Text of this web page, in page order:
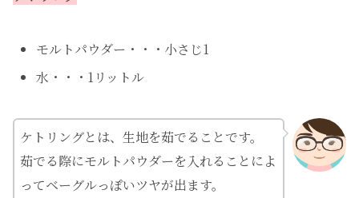
モルトパウダー・・・小さじ1
水・・・1リットル
ケトリングとは、生地を茹でることです。
茹でる際にモルトパウダーを入れることによ
ってベーグルっぽいツヤが出ます。